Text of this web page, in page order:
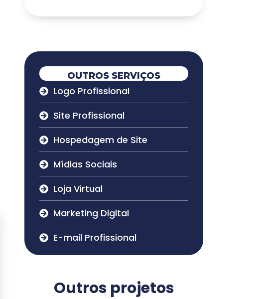
OUTROS SERVIÇOS
Logo Profissional
Site Profissional
Hospedagem de Site
Mídias Sociais
Loja Virtual
Marketing Digital
E-mail Profissional
Outros projetos